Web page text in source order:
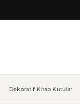
Dekoratif Kitap Kutular